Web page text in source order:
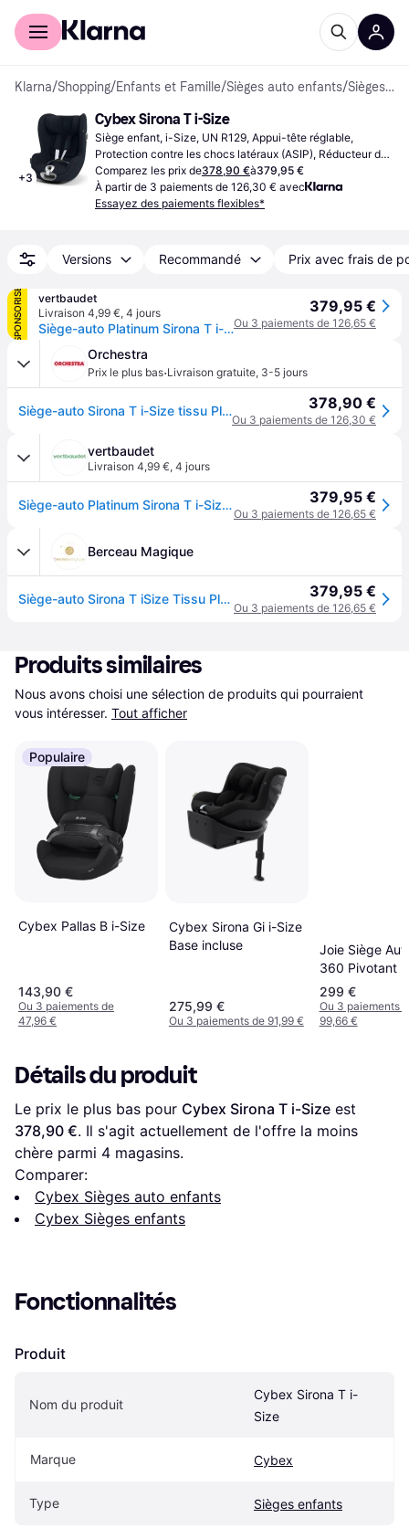
Acheter avec Klarna
Klarna/Shopping/Enfants et Famille/Sièges auto enfants/ Sièges enfants
+3
Cybex Sirona T i-Size
Siège enfant, i-Size, UN R129, Appui-tête réglable,
Protection contre les chocs latéraux (ASIP), Réducteur de
siège nouveau-né inclus, Revêtement lavable
Comparez les prix de378,90 €à379,95 €
À partir de 3 paiements de 126,30 € avec
Essayez des paiements flexibles*
Versions Recommandé Prix avec frais de
SPONSORISÉ
vertbaudet
Livraison 4,99 €, 4 jours
Siège-auto Platinum Sirona T i-Size 45 à 105 cm, équivalence groupe 0+/1 sepia black
379,95 €
Ou 3 paiements de 126,65 €
Orchestra
Prix le plus bas·Livraison gratuite, 3-5 jours
Siège-auto Sirona T i-Size tissu Plus sepia black - Noir 378,90 €
Ou 3 paiements de 126,30 €
vertbaudet
Livraison 4,99 €, 4 jours
Siège-auto Platinum Sirona T i-Size 45 à 105 cm, équivalence groupe 0+/1 sepia black 379,95 €
Ou 3 paiements de 126,65 €
Berceau Magique
Siège-auto Sirona T iSize Tissu Plus Sepia Black (Groupe 0+-1) 379,95 €
Ou 3 paiements de 126,65 €
Produits similaires
Nous avons choisi une sélection de produits qui pourraient
vous intéresser. Tout afficher
Populaire
Cybex Pallas B i-Size
143,90 €
Ou 3 paiements de
47,96 €
Cybex Sirona Gi i-Size
Base incluse
275,99 €
Ou 3 paiements de 91,99 €
Joie Siège
360 Pivotant
299 €
Ou 3 paiements
99,66 €
Détails du produit
Le prix le plus bas pour Cybex Sirona T i-Size
378,90 €. Il s'agit actuellement de l'offre la moins
chère parmi 4 magasins.
Comparer:
Cybex Sièges auto enfants
Cybex Sièges enfants
Fonctionnalités
Produit
Nom du produit
Cybex Sirona T i-
Size
Marque Cybex
Type Sièges enfants